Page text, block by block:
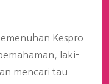
Kespro
laki-
mencari tau